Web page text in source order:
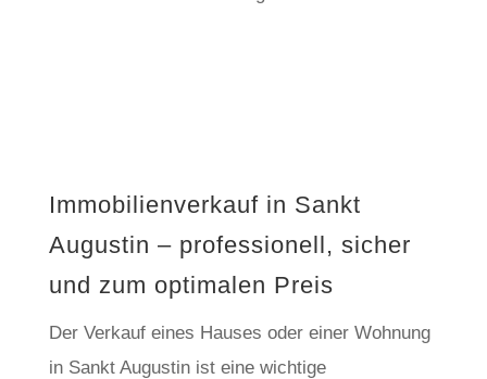
Immobilienverkauf in Sankt
Augustin – professionell, sicher
und zum optimalen Preis
Der Verkauf eines Hauses oder einer Wohnung
in Sankt Augustin ist eine wichtige